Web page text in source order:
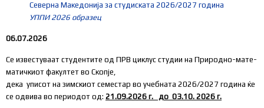
Северна Македонија за студиската 2026/2027 година
УППИ 2026 образец
06.07.2026
Се известуваат студентите од ПРВ циклус студии на Природно-мате­
ма­­­тич­ки­­от факултет во Скопје,
дека уписот на зимскиот семестар во учебната 2026/2027 година ќе
се одвива во периодот од: 21.09.2026 г. до 03.10. 2026 г.